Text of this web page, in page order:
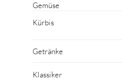
Gemüse
Kürbis
Getränke
Klassiker